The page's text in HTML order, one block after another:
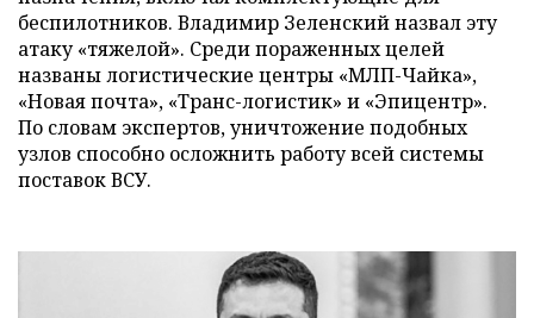
беспилотников. Владимир Зеленский назвал эту
атаку «тяжелой». Среди пораженных целей
названы логистические центры «МЛП-Чайка»,
«Новая почта», «Транс-логистик» и «Эпицентр».
По словам экспертов, уничтожение подобных
узлов способно осложнить работу всей системы
поставок ВСУ.